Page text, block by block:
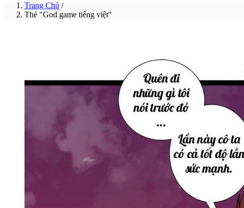
Trang Chủ /
Thẻ "God game tiếng việt"